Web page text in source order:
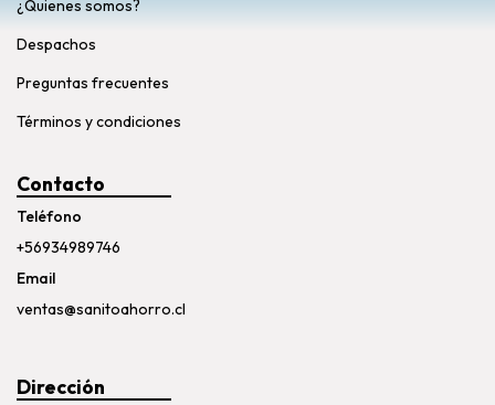
¿Quienes somos?
Despachos
Preguntas frecuentes
Términos y condiciones
Contacto
Teléfono
+56934989746
Email
ventas@sanitoahorro.cl
Dirección